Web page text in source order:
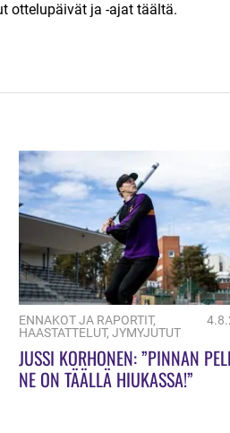
ottelupäivät ja -ajat täältä.
ENNAKOT JA RAPORTIT,
HAASTATTELUT, JYMYJUTUT
JUSSI KORHONEN: ”PINNAN
NE ON TÄÄLLÄ HIUKASSA!”